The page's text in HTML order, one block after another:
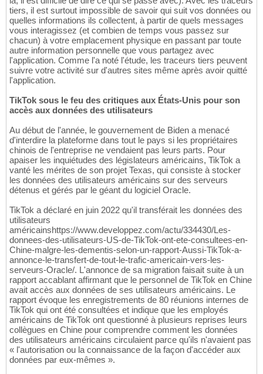
tiers, il est surtout impossible de savoir qui suit vos données ou
quelles informations ils collectent, à partir de quels messages
vous interagissez (et combien de temps vous passez sur
chacun) à votre emplacement physique en passant par toute
autre information personnelle que vous partagez avec
l'application. Comme l'a noté l'étude, les traceurs tiers peuvent
suivre votre activité sur d'autres sites même après avoir quitté
l'application.
TikTok sous le feu des critiques aux États-Unis pour son
accès aux données des utilisateurs
Au début de l'année, le gouvernement de Biden a menacé
d'interdire la plateforme dans tout le pays si les propriétaires
chinois de l'entreprise ne vendaient pas leurs parts. Pour
apaiser les inquiétudes des législateurs américains, TikTok a
vanté les mérites de son projet Texas, qui consiste à stocker
les données des utilisateurs américains sur des serveurs
détenus et gérés par le géant du logiciel Oracle.
TikTok a déclaré en juin 2022 qu'il transférait les données des
utilisateurs
américainshttps://www.developpez.com/actu/334430/Les-
donnees-des-utilisateurs-US-de-TikTok-ont-ete-consultees-en-
Chine-malgre-les-dementis-selon-un-rapport-Aussi-TikTok-a-
annonce-le-transfert-de-tout-le-trafic-americain-vers-les-
serveurs-Oracle/. L'annonce de sa migration faisait suite à un
rapport accablant affirmant que le personnel de TikTok en Chine
avait accès aux données de ses utilisateurs américains. Le
rapport évoque les enregistrements de 80 réunions internes de
TikTok qui ont été consultées et indique que les employés
américains de TikTok ont questionné à plusieurs reprises leurs
collègues en Chine pour comprendre comment les données
des utilisateurs américains circulaient parce qu'ils n'avaient pas
« l'autorisation ou la connaissance de la façon d'accéder aux
données par eux-mêmes ».